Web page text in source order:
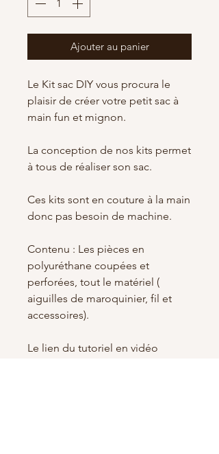
Ajouter au panier
Le Kit sac DIY vous procura le
plaisir de créer votre petit sac à
main fun et mignon.
La conception de nos kits permet
à tous de réaliser son sac.
Ces kits sont en couture à la main
donc pas besoin de machine.
Contenu : Les pièces en
polyuréthane coupées et
perforées, tout le matériel (
aiguilles de maroquinier, fil et
accessoires).
Le lien du tutoriel en vidéo